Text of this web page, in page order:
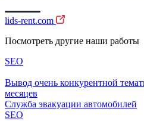
lids-rent.com
Посмотреть другие наши работы
SEO
Вывод очень конкурентной
месяцев
Служба эвакуации автомобилей
SEO